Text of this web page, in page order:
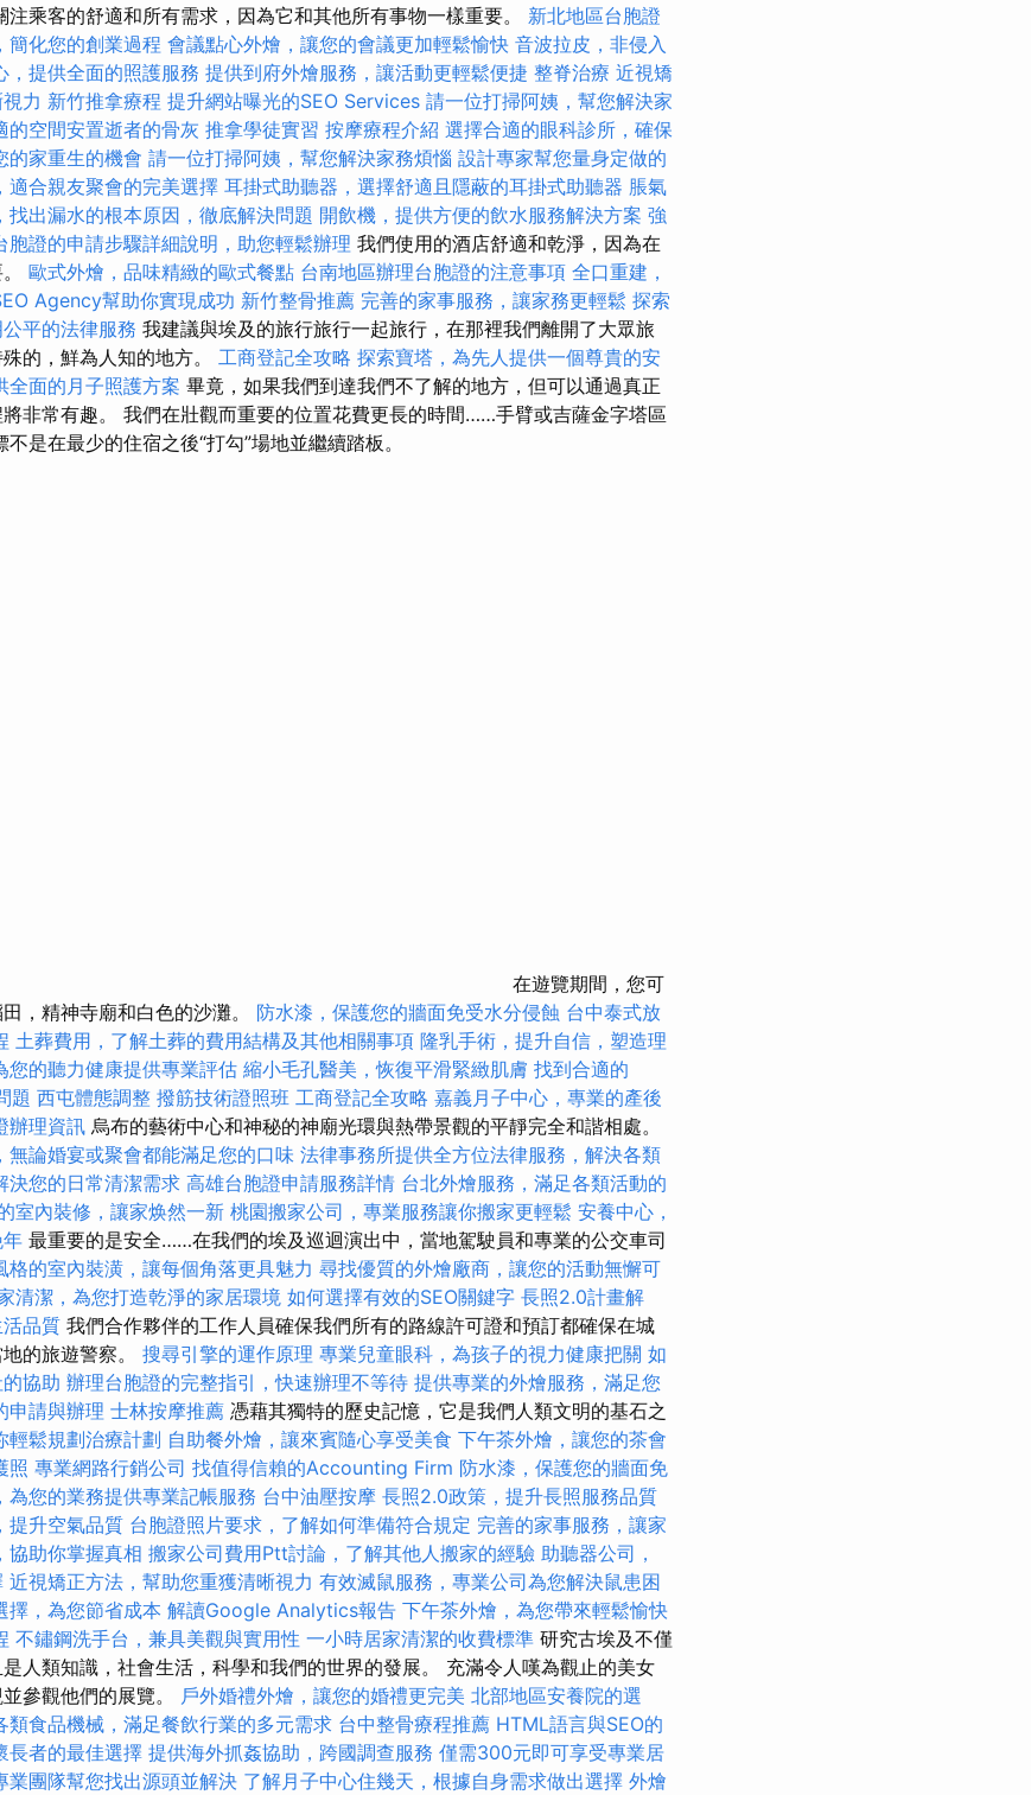
注乘客的舒適和所有需求，因為它和其他所有事物一樣重要。 新北地區台胞證
簡化您的創業過程 會議點心外燴，讓您的會議更加輕鬆愉快 音波拉皮，非侵入
，提供全面的照護服務 提供到府外燴服務，讓活動更輕鬆便捷 整脊治療 近視矯
力 新竹推拿療程 提升網站曝光的SEO Services 請一位打掃阿姨，幫您解決家
的空間安置逝者的骨灰 推拿學徒實習 按摩療程介紹 選擇合適的眼科診所，確保
的家重生的機會 請一位打掃阿姨，幫您解決家務煩惱 設計專家幫您量身定做的
適合親友聚會的完美選擇 耳掛式助聽器，選擇舒適且隱蔽的耳掛式助聽器 脹氣
找出漏水的根本原因，徹底解決問題 開飲機，提供方便的飲水服務解決方案 強
胞證的申請步驟詳細說明，助您輕鬆辦理 我們使用的酒店舒適和乾淨，因為在
歐式外燴，品味精緻的歐式餐點 台南地區辦理台胞證的注意事項 全口重建，
Agency幫助你實現成功 新竹整骨推薦 完善的家事服務，讓家務更輕鬆 探索
平的法律服務 我建議與埃及的旅行旅行一起旅行，在那裡我們離開了大眾旅
的，鮮為人知的地方。 工商登記全攻略 探索寶塔，為先人提供一個尊貴的安
全面的月子照護方案 畢竟，如果我們到達我們不了解的地方，但可以通過真正
非常有趣。 我們在壯觀而重要的位置花費更長的時間……手臂或吉薩金字塔區
是在最少的住宿之後“打勾”場地並繼續踏板。
在遊覽期間，您可
，精神寺廟和白色的沙灘。 防水漆，保護您的牆面免受水分侵蝕 台中泰式放
土葬費用，了解土葬的費用結構及其他相關事項 隆乳手術，提升自信，塑造理
您的聽力健康提供專業評估 縮小毛孔醫美，恢復平滑緊緻肌膚 找到合適的
題 西屯體態調整 撥筋技術證照班 工商登記全攻略 嘉義月子中心，專業的產後
辦理資訊 烏布的藝術中心和神秘的神廟光環與熱帶景觀的平靜完全和諧相處。
無論婚宴或聚會都能滿足您的口味 法律事務所提供全方位法律服務，解決各類
決您的日常清潔需求 高雄台胞證申請服務詳情 台北外燴服務，滿足各類活動的
室內裝修，讓家焕然一新 桃園搬家公司，專業服務讓你搬家更輕鬆 安養中心，
最重要的是安全……在我們的埃及巡迴演出中，當地駕駛員和專業的公交車司
格的室內裝潢，讓每個角落更具魅力 尋找優質的外燴廠商，讓您的活動無懈可
清潔，為您打造乾淨的家居環境 如何選擇有效的SEO關鍵字 長照2.0計畫解
品質 我們合作夥伴的工作人員確保我們所有的路線許可證和預訂都確保在城
的旅遊警察。 搜尋引擎的運作原理 專業兒童眼科，為孩子的視力健康把關 如
協助 辦理台胞證的完整指引，快速辦理不等待 提供專業的外燴服務，滿足您
申請與辦理 士林按摩推薦 憑藉其獨特的歷史記憶，它是我們人類文明的基石之
輕鬆規劃治療計劃 自助餐外燴，讓來賓隨心享受美食 下午茶外燴，讓您的茶會
照 專業網路行銷公司 找值得信賴的Accounting Firm 防水漆，保護您的牆面免
為您的業務提供專業記帳服務 台中油壓按摩 長照2.0政策，提升長照服務品質
提升空氣品質 台胞證照片要求，了解如何準備符合規定 完善的家事服務，讓家
協助你掌握真相 搬家公司費用Ptt討論，了解其他人搬家的經驗 助聽器公司，
近視矯正方法，幫助您重獲清晰視力 有效滅鼠服務，專業公司為您解決鼠患困
擇，為您節省成本 解讀Google Analytics報告 下午茶外燴，為您帶來輕鬆愉快
不鏽鋼洗手台，兼具美觀與實用性 一小時居家清潔的收費標準 研究古埃及不僅
人類知識，社會生活，科學和我們的世界的發展。 充滿令人嘆為觀止的美女
參觀他們的展覽。 戶外婚禮外燴，讓您的婚禮更完美 北部地區安養院的選
類食品機械，滿足餐飲行業的多元需求 台中整骨療程推薦 HTML語言與SEO的
長者的最佳選擇 提供海外抓姦協助，跨國調查服務 僅需300元即可享受專業居
業團隊幫您找出源頭並解決 了解月子中心住幾天，根據自身需求做出選擇 外燴